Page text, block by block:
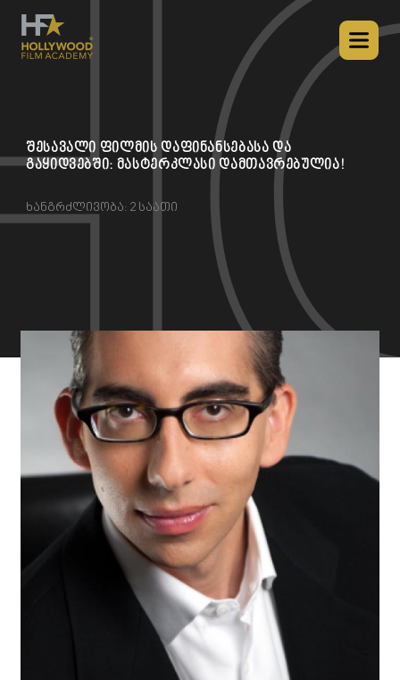
შესავალი ფილმის დაფინანსებასა და
გაყიდვებში: მასტერკლასი დამთავრებულია!
ხანგრძლივობა: 2 საათი